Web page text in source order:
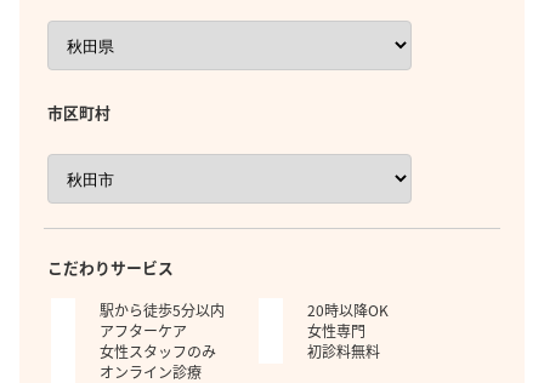
市区町村
こだわりサービス
駅から徒歩5分以内
20時以降OK
アフターケア
女性専門
女性スタッフのみ
初診料無料
オンライン診療